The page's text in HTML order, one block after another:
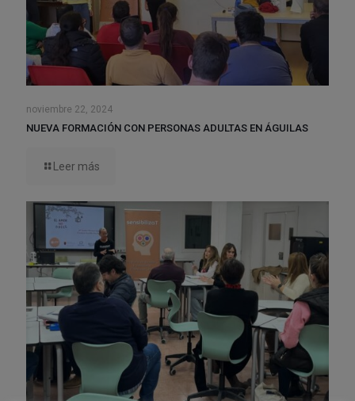
noviembre 22, 2024
NUEVA FORMACIÓN CON PERSONAS ADULTAS EN ÁGUILAS
Leer más